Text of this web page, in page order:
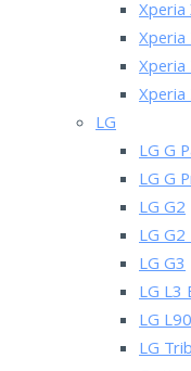
LG
LG G
LG G
LG G2
LG
LG G3
LG L3
LG L90
LG